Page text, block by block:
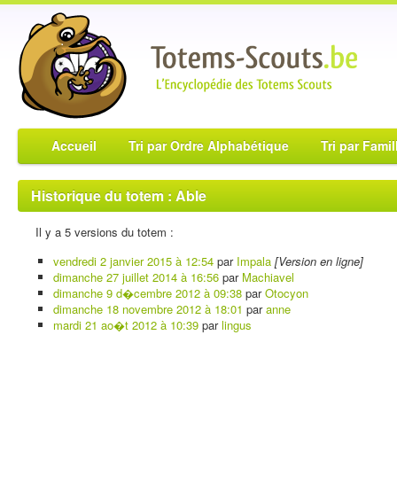
Accueil Tri par Ordre Alphabétique Tri par
Historique du totem : Able
Il y a 5 versions du totem :
vendredi 2 janvier 2015 à 12:54 par Impala [Version en ligne]
dimanche 27 juillet 2014 à 16:56 par Machiavel
dimanche 9 d�cembre 2012 à 09:38 parOtocyon
dimanche 18 novembre 2012 à 18:01 paranne
mardi 21 ao�t 2012 à 10:39 parlingus